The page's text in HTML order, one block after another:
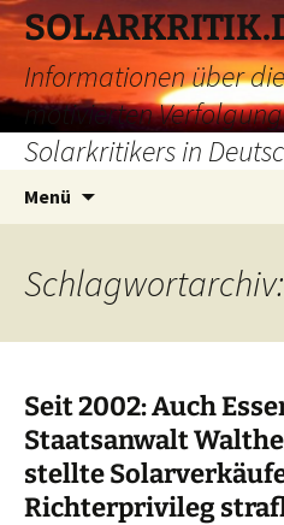
Zum
Inhalt
springen
Informationen über
motivierten
Solarkritikers in
Menü
Seit 2002: Auch
Staatsanwalt
stellte
Richterprivileg